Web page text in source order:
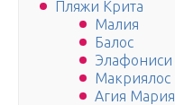
Пляжи Крита
Малия
Балос
Элафониси
Макриялос
Агия Мария